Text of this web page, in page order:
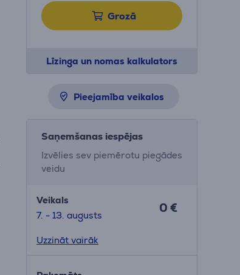
Grozā
Līzinga un nomas kalkulators
Pieejamība veikalos
Saņemšanas iespējas
Izvēlies sev piemērotu piegādes
veidu
Veikals
7. - 13. augusts
0 €
Uzzināt vairāk